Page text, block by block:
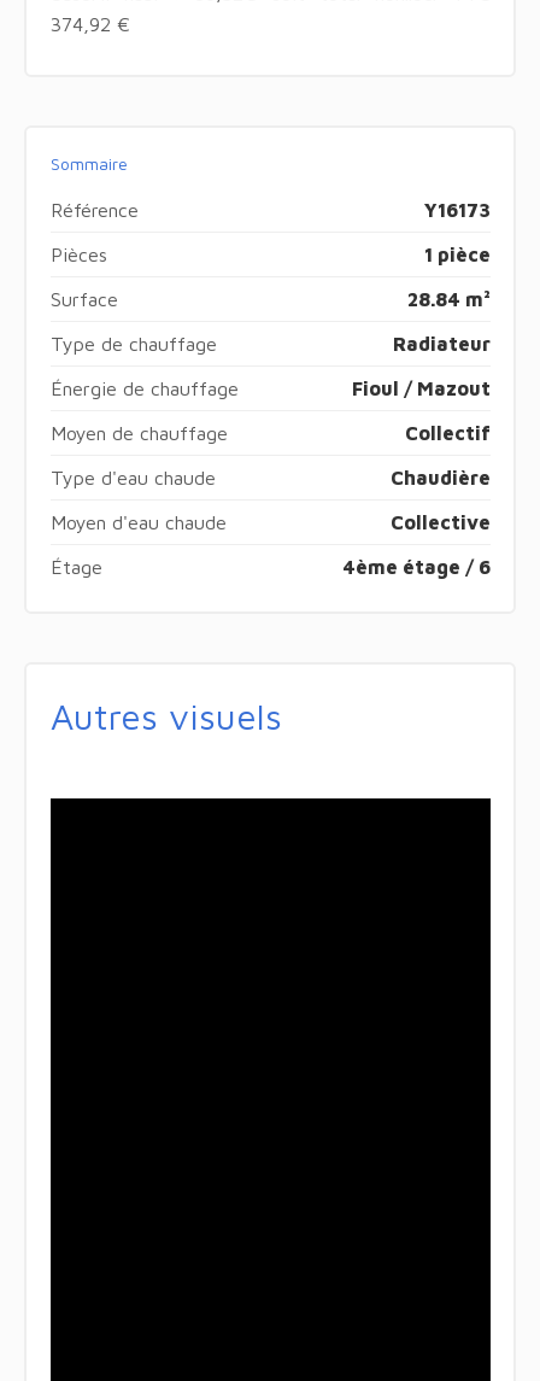
374,92 €
Sommaire
Référence Y16173
Pièces 1 pièce
Surface 28.84 m²
Type de chauffage Radiateur
Énergie de chauffage Fioul / Mazout
Moyen de chauffage Collectif
Type d'eau chaude Chaudière
Moyen d'eau chaude Collective
Étage 4ème étage / 6
Autres visuels